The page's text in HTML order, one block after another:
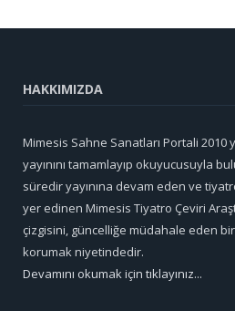
HAKKIMIZDA
Mimesis Sahne Sanatları Portali 2010
yayınını tamamlayıp okuyucusuyla
süredir yayınına devam eden ve
yer edinen Mimesis Tiyatro Çeviri
çizgisini, güncelliğe müdahale eden bir
korumak niyetindedir.
Devamını okumak için tıklayınız...